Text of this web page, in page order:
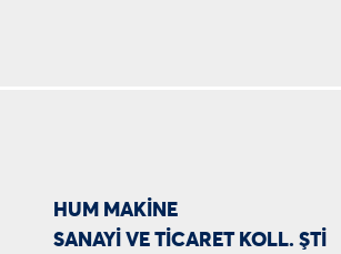
HUM MAKİNE
SANAYİ VE TİCARET KOLL. ŞTİ